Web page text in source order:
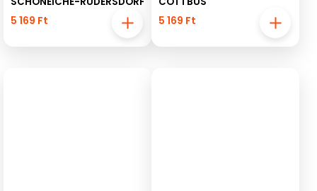
5 169 Ft 5 169 Ft